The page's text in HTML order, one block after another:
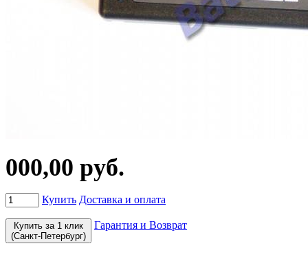
000,00 руб.
Купить Доставка и оплата
Купить за 1 клик
(Санкт-Петербург)
Гарантия и Возврат